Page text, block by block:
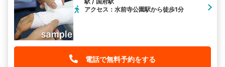
アクセス：水前寺公園駅から徒歩1分
電話で無料予約をする